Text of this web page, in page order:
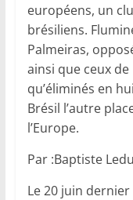
européens, un
brésiliens.
Palmeiras,
ainsi que ceux
qu’éliminés en
Brésil l’autre
l’Europe.
Par :Baptiste
Le 20 juin